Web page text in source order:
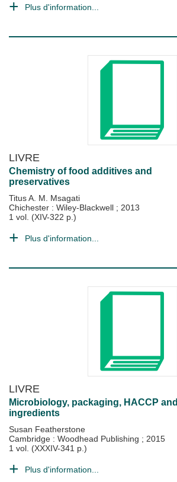
Plus d'information...
LIVRE
Chemistry of food additives and
preservatives
Titus A. M. Msagati
Chichester : Wiley-Blackwell ; 2013
1 vol. (XIV-322 p.)
Plus d'information...
LIVRE
Microbiology, packaging, HACCP and
ingredients
Susan Featherstone
Cambridge : Woodhead Publishing ; 2015
1 vol. (XXXIV-341 p.)
Plus d'information...